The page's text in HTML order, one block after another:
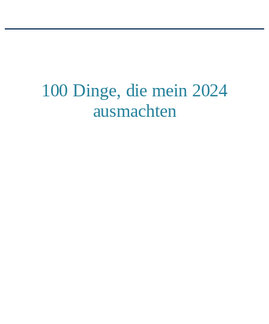
100 Dinge, die mein 2024
ausmachten